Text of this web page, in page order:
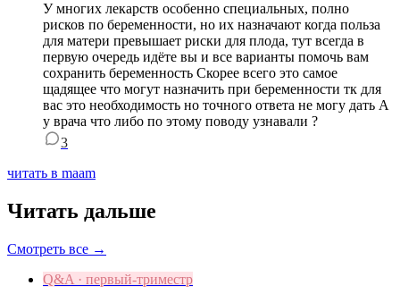
У многих лекарств особенно специальных, полно
рисков по беременности, но их назначают когда польза
для матери превышает риски для плода, тут всегда в
первую очередь идёте вы и все варианты помочь вам
сохранить беременность Скорее всего это самое
щадящее что могут назначить при беременности тк для
вас это необходимость но точного ответа не могу дать А
у врача что либо по этому поводу узнавали ?
3
читать в maam
Читать дальше
Смотреть все →
Q&A · первый-триместр